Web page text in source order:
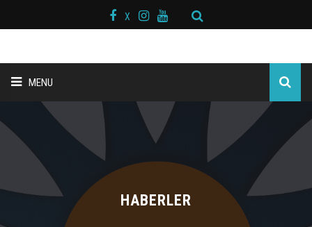
X
MENU
ANA SAYFA
BAŞKAN MESAJI
HAKKIMIZDA HABERLER